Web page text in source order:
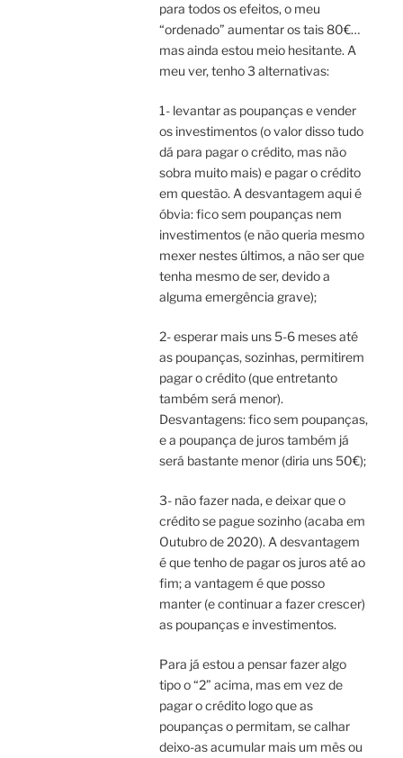
para todos os efeitos, o meu
“ordenado” aumentar os tais 80€…
mas ainda estou meio hesitante. A
meu ver, tenho 3 alternativas:
1- levantar as poupanças e vender
os investimentos (o valor disso tudo
dá para pagar o crédito, mas não
sobra muito mais) e pagar o crédito
em questão. A desvantagem aqui é
óbvia: fico sem poupanças nem
investimentos (e não queria mesmo
mexer nestes últimos, a não ser que
tenha mesmo de ser, devido a
alguma emergência grave);
2- esperar mais uns 5-6 meses até
as poupanças, sozinhas, permitirem
pagar o crédito (que entretanto
também será menor).
Desvantagens: fico sem poupanças,
e a poupança de juros também já
será bastante menor (diria uns 50€);
3- não fazer nada, e deixar que o
crédito se pague sozinho (acaba em
Outubro de 2020). A desvantagem
é que tenho de pagar os juros até ao
fim; a vantagem é que posso
manter (e continuar a fazer crescer)
as poupanças e investimentos.
Para já estou a pensar fazer algo
tipo o “2” acima, mas em vez de
pagar o crédito logo que as
poupanças o permitam, se calhar
deixo-as acumular mais um mês ou